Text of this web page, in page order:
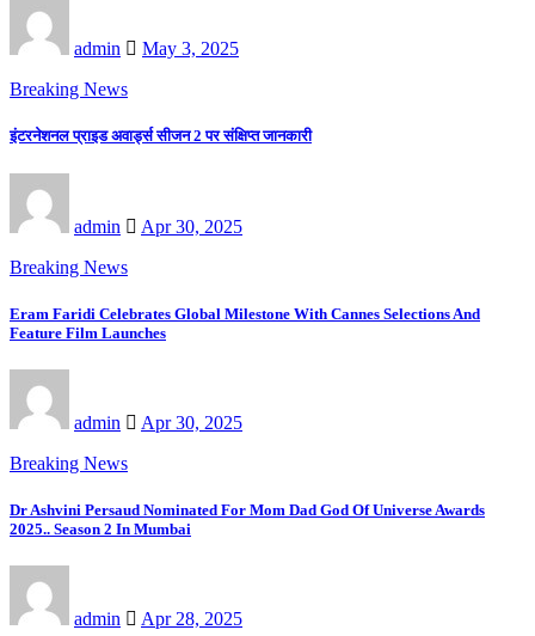
admin
May 3, 2025
Breaking News
इंटरनेशनल प्राइड अवार्ड्स सीजन 2 पर संक्षिप्त जानकारी
admin
Apr 30, 2025
Breaking News
Eram Faridi Celebrates Global Milestone With Cannes Selections And
Feature Film Launches
admin
Apr 30, 2025
Breaking News
Dr Ashvini Persaud Nominated For Mom Dad God Of Universe Awards
2025.. Season 2 In Mumbai
admin
Apr 28, 2025